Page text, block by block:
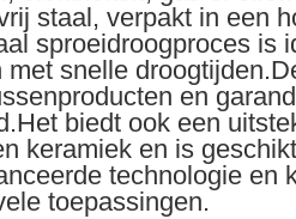
staal, verpakt in een
sproeidroogproces is
snelle
en
biedt ook een
keramiek en is
technologie en
toepassingen.